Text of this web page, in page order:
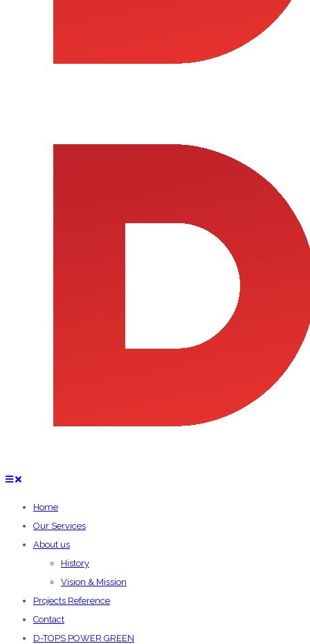
Home
Our Services
About us
History
Vision & Mission
Projects Reference
Contact
D-TOPS POWER GREEN